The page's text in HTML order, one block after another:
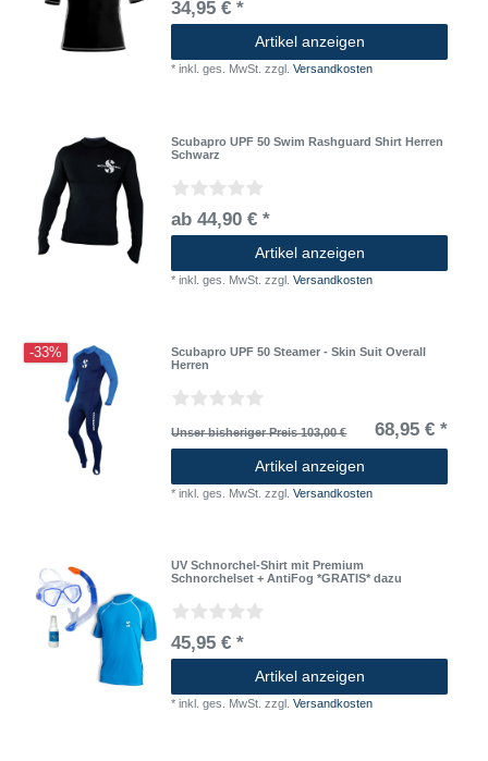
34,95 € *
Artikel anzeigen
*inkl. ges. MwSt. zzgl.Versandkosten
Scubapro UPF 50 Swim Rashguard Shirt Herren
Schwarz
ab 44,90 € *
Artikel anzeigen
*inkl. ges. MwSt. zzgl.Versandkosten
-33%
Scubapro UPF 50 Steamer - Skin Suit Overall
Herren
Unser bisheriger Preis 103,00 € 68,95 € *
Artikel anzeigen
*inkl. ges. MwSt. zzgl.Versandkosten
UV Schnorchel-Shirt mit Premium
Schnorchelset + AntiFog *GRATIS* dazu
45,95 € *
Artikel anzeigen
*inkl. ges. MwSt. zzgl.Versandkosten